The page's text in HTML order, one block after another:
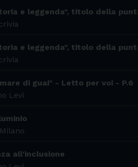
e leggenda", titolo della
e leggenda", titolo della
di guai" - Letto per voi - P.6
Levi
all'inclusione